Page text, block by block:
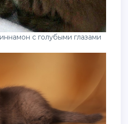
с голубыми глазами